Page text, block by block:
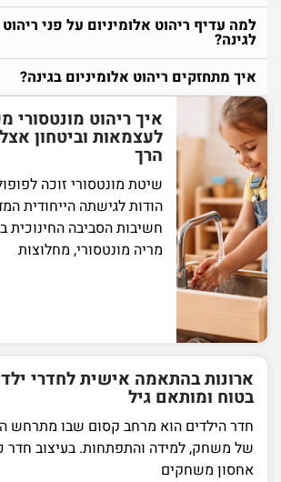
למה עדיף ריהוט אלומיניום על פני
לגינה?
איך מתחזקים ריהוט אלומיניום בגינה?
איך ריהוט מונטסורי
לעצמאות וביטחון
הרך
שיטת מונטסורי זוכה
הודות לגישתה הייחודית
חשיבות הסביבה החינוכית
מריה מונטסורי, מחלוצות
ארונות בהתאמה אישית לחדרי
בטוח ומותאם גיל
חדר הילדים הוא מרחב קסום שבו מתרחש
של משחק, למידה והתפתחות. בעיצוב חדר
אחסון משחקים